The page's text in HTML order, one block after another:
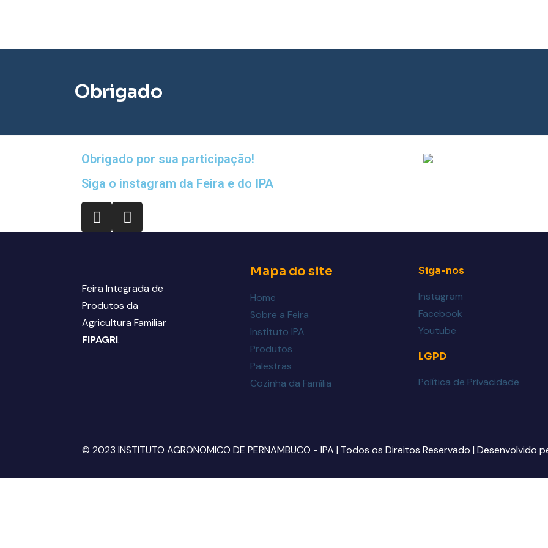
Obrigado
Obrigado por sua participação!
Siga o instagram da Feira e do IPA
Feira Integrada de
Produtos da
Agricultura Familiar
FIPAGRI.
Mapa do site
Home
Sobre a Feira
Instituto IPA
Produtos
Palestras
Cozinha da Família
Siga-nos
Instagram
Facebook
Youtube
LGPD
Política de Privacidade
© 2023 INSTITUTO AGRONOMICO DE PERNAMBUCO - IPA | Todos os Direitos Reservado | Desenvolvido